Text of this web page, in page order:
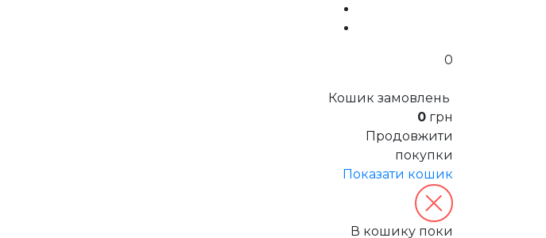
0
Кошик замовлень
0 грн
Продовжити
покупки
Показати кошик
В кошику поки